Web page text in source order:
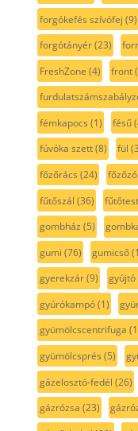
forgókefés szívófej (9)
forgótányér(23)
FreshZone (4) front
fémkapocs (1) fésű
fúvóka szett(8) fül
főzőrács (24)
fűtőszál (36) fűtőtest
gombház (5)
gumi (76) gumicső
gyerekzár(9) gyújtó
gyúrókampó(1)
gyümölcscentrifuga
gyümölcsprés (5)
gázelosztó-fedél (26)
gázrózsa (23)